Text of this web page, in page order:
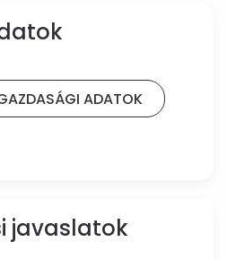
ADATOK
javaslatok